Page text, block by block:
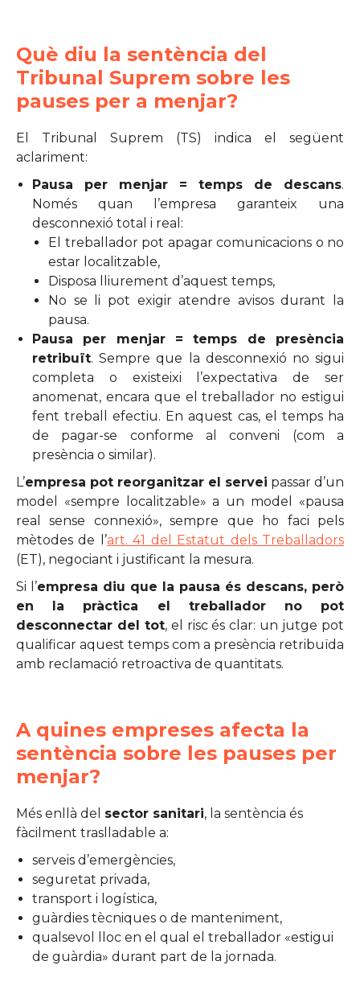
Què diu la sentència del
Tribunal Suprem sobre les
pauses per a menjar?
El Tribunal Suprem (TS) indica el següent
aclariment:
Pausa per menjar
= temps de descans.
Només quan l’empresa garanteix una
desconnexió total i real:
El treballador pot apagar comunicacions o no
estar localitzable,
Disposa lliurement d’aquest temps,
No se li pot exigir atendre avisos durant la
pausa.
Pausa per menjar = temps de presència
retribuït. Sempre que la desconnexió no sigui
completa o existeixi l’expectativa de ser
anomenat, encara que el treballador no estigui
fent treball efectiu. En aquest cas, el temps ha
de pagar-se conforme al conveni (com a
presència o similar).
L’empresa pot reorganitzar el servei passar d’un
model «sempre localitzable» a un model «pausa
real sense connexió», sempre que ho faci pels
mètodes de l’art. 41 del Estatut dels Treballadors
(ET), negociant i justificant la mesura.
Si l’empresa diu que la pausa és descans, però
en la pràctica el treballador no pot
desconnectar del tot, el risc és clar: un jutge pot
qualificar aquest temps com a presència retribuïda
amb reclamació retroactiva de quantitats.
A quines empreses afecta la
sentència sobre les pauses per
menjar?
Més enllà del sector sanitari, la sentència és
fàcilment traslladable a:
serveis d’emergències,
seguretat privada,
transport i logística,
guàrdies tècniques o de manteniment,
qualsevol lloc en el qual el treballador «estigui
de guàrdia» durant part de la jornada.